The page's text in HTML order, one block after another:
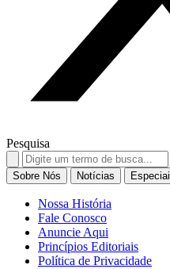
Pesquisa
Search
for:
Sobre Nós Notícias
Nossa História
Fale Conosco
Anuncie Aqui
Princípios Editoriais
Política de Privacidade